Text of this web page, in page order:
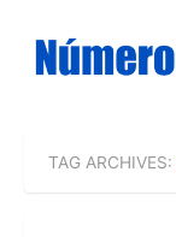
content
TAG ARCHIVES: